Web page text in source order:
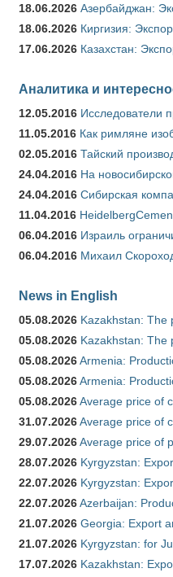
18.06.2026 Азербайджан:
18.06.2026 Киргизия:
17.06.2026 Казахстан:
Аналитика и
12.05.2016 Исследователи
11.05.2016 Как римляне
02.05.2016 Тайский
24.04.2016 На
24.04.2016 Сибирская
11.04.2016
06.04.2016 Израиль
06.04.2016 Михаил
News in English
05.08.2026 Kazakhstan: The
05.08.2026 Kazakhstan: The
05.08.2026Armenia:
05.08.2026Armenia:
05.08.2026Average price of
31.07.2026Average price of
29.07.2026Average price of
28.07.2026 Kyrgyzstan:
22.07.2026 Kyrgyzstan:
22.07.2026Azerbaijan:
21.07.2026 Georgia: Export
21.07.2026 Kyrgyzstan: for
17.07.2026 Kazakhstan: